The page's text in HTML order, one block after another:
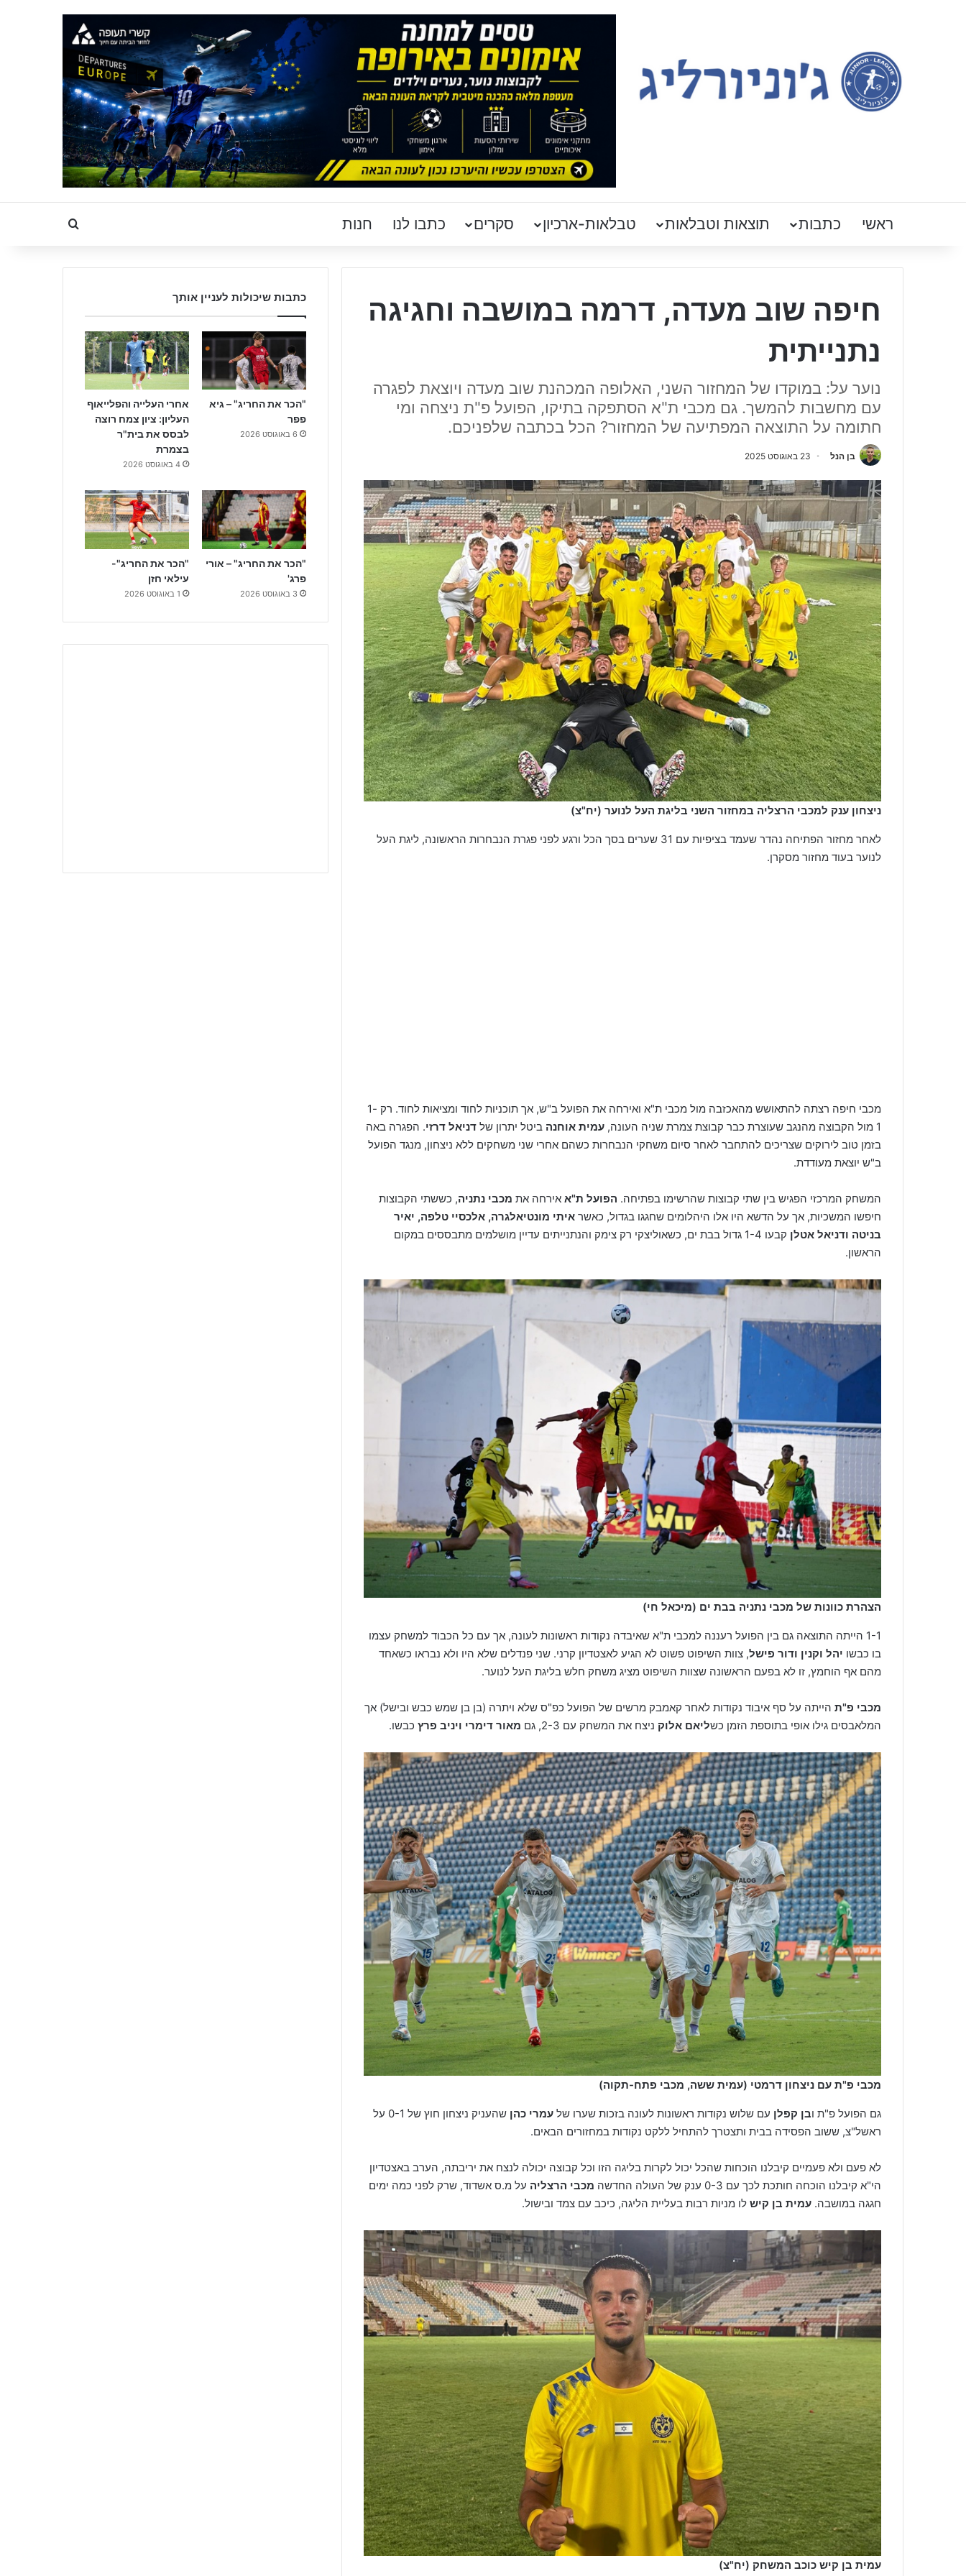
ראשי כתבות תוצאות וטבלאות טבלאות-ארכיון סקרים כתבו לנו חנות Search for
חיפה שוב מעדה, דרמה במושבה וחגיגה
נתנייתית
נוער על: במוקדו של המחזור השני, האלופה המכהנת שוב מעדה ויוצאת לפגרה
עם מחשבות להמשך. גם מכבי ת"א הסתפקה בתיקו, הפועל פ"ת ניצחה ומי
חתומה על התוצאה המפתיעה של המחזור? הכל בכתבה שלפניכם.
בן הנל 23 באוגוסט 2025
ניצחון ענק למכבי הרצליה במחזור השני בליגת העל לנוער (יח"צ)
לאחר מחזור הפתיחה נהדר שעמד בציפיות עם 31 שערים בסך הכל ורגע לפני פגרת הנבחרות הראשונה, ליגת העל
לנוער בעוד מחזור מסקרן.
מכבי חיפה רצתה להתאושש מהאכזבה מול מכבי ת"א ואירחה את הפועל ב"ש, אך תוכניות לחוד ומציאות לחוד. רק 1-
1 מול הקבוצה מהנגב שעוצרת כבר קבוצת צמרת שניה העונה,
עמית אוחנה ביטל יתרון של דניאל דרזי. הפגרה באה
בזמן טוב לירוקים שצריכים להתחבר לאחר סיום משחקי הנבחרות כשהם אחרי שני משחקים ללא ניצחון, מנגד הפועל
ב"ש יוצאת מעודדת.
המשחק המרכזי הפגיש בין שתי קבוצות שהרשימו בפתיחה. הפועל ת"א אירחה את מכבי נתניה, כששתי הקבוצות
חיפשו המשכיות, אך על הדשא היו אלו היהלומים שחגגו בגדול, כאשר איתי מונטיאלגרה, אלכסיי טלפה, יאיר
בניטה ודניאל אטלן
קבעו 1-4 גדול בבת ים, כשאוליצקי רק צימק והנתנייתים עדיין מושלמים מתבססים במקום
הראשון.
הצהרת כוונות של מכבי נתניה בבת ים (מיכאל חי)
1-1 הייתה התוצאה גם בין הפועל רעננה למכבי ת"א שאיבדה נקודות ראשונות לעונה, אך עם כל הכבוד למשחק עצמו
בו כבשו יהל וקנין ודור פישל, צוות השיפוט פשוט לא הגיע לאצטדיון קרני. שני פנדלים שלא היו ולא נבראו כשאחד
מהם אף הוחמץ, זו לא בפעם הראשונה שצוות השיפוט מציג משחק חלש בליגת העל לנוער.
מכבי פ"ת הייתה על סף איבוד נקודות לאחר קאמבק מרשים של הפועל כפ"ס שלא ויתרה (בן בן שמש כבש ובישל) אך
המלאבסים גילו אופי בתוספת הזמן כשליאם אלוק ניצח את המשחק עם 2-3, גם מאור דימרי ויניב פרץ כבשו.
מכבי פ"ת עם ניצחון דרמטי (עמית ששה, מכבי פתח-תקוה)
גם הפועל פ"ת ובן קפלן עם שלוש נקודות ראשונות לעונה בזכות שערו של עמרי כהן
שהעניק ניצחון חוץ של 0-1 על
ראשל"צ, ששוב הפסידה בבית ותצטרך להתחיל ללקט נקודות במחזורים הבאים.
לא פעם ולא פעמיים קיבלנו הוכחות שהכל יכול לקרות בליגה הזו וכל קבוצה יכולה לנצח את יריבתה, הערב באצטדיון
הי"א קיבלנו הוכחה חותכת לכך עם 0-3 ענק של העולה החדשה
מכבי הרצליה על מ.ס אשדוד, שרק לפני כמה ימים
חגגה במושבה. עמית בן קיש לו מניות רבות בעליית הליגה, כיכב עם צמד ובישול.
עמית בן קיש כוכב המשחק (יח"צ)
כתבות שיכולות לעניין אותך
"הכר את החריג" – גיא
פפר
6 באוגוסט 2026
אחרי העלייה והפלייאוף
העליון: ציון צמח רוצה
לבסס את בית"ר
בצמרת
4 באוגוסט 2026
"הכר את החריג" – אורי
פרג'
3 באוגוסט 2026
"הכר את החריג"-
עילאי חזן
1 באוגוסט 2026